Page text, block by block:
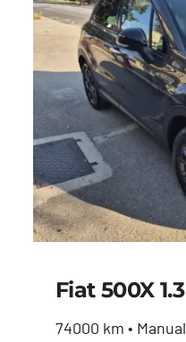
Fiat 500X
74000 km •